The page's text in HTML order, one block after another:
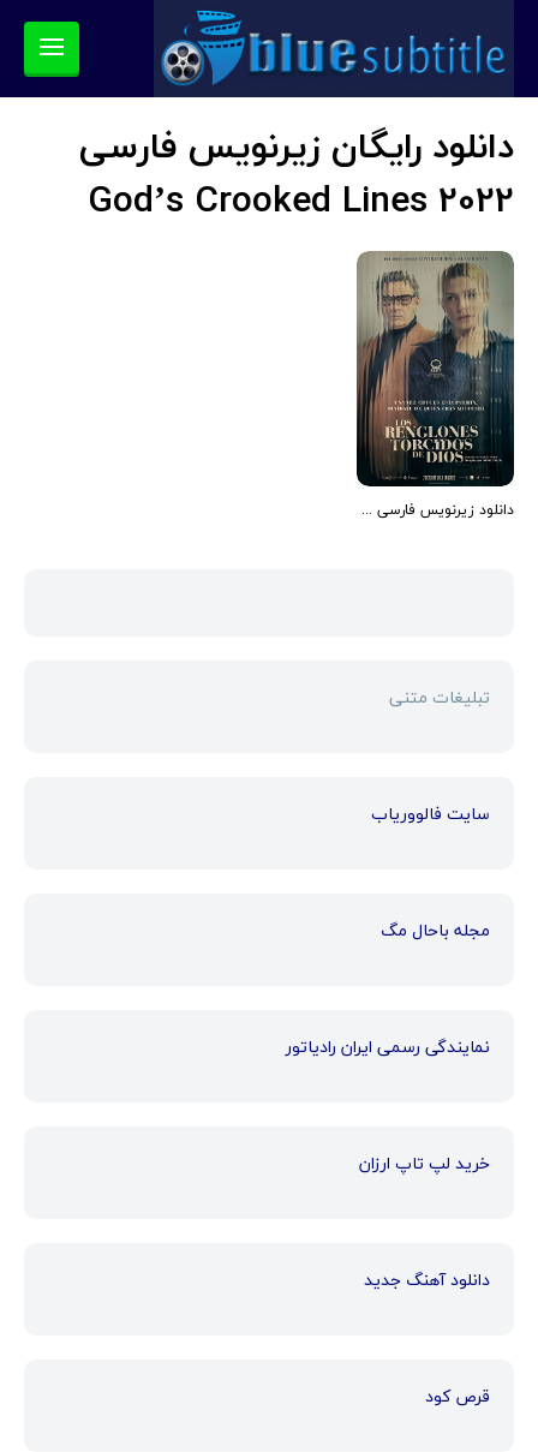
دانلود رایگان زیرنویس فارسی
God’s Crooked Lines 2022
دانلود زیرنویس فارسی فیلم God’s Crooked Lines 2022
تبلیغات متنی
سایت فالووریاب
مجله باحال مگ
نمایندگی رسمی ایران رادیاتور
خرید لپ تاپ ارزان
دانلود آهنگ جدید
قرص کود